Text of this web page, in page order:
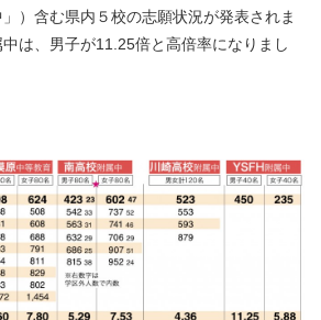
）含む県内５校の志願状況が発表されま
は、男子が11.25倍と高倍率になりまし